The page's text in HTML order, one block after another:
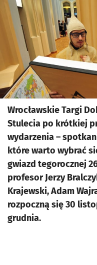
Wrocławskie Targi
Stulecia po krótkiej
wydarzenia –
które warto wybrać
gwiazd tegorocznej
profesor Jerzy
Krajewski, Adam
rozpoczną się 30
grudnia.